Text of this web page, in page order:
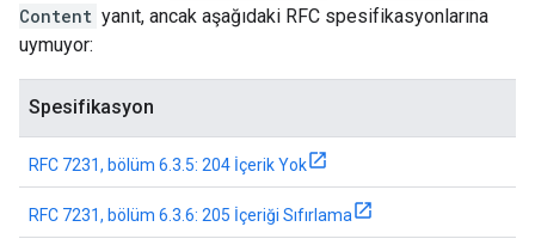
Content yanıt, ancak aşağıdaki RFC spesifikasyonlarına
uymuyor:
Spesifikasyon
RFC 7231, bölüm 6.3.5: 204 İçerik Yok
RFC 7231, bölüm 6.3.6: 205 İçeriği Sıfırlama